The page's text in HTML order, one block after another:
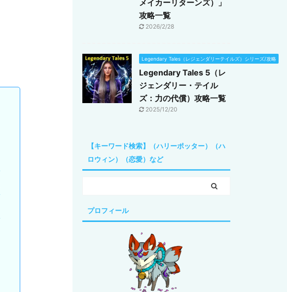
メイカーリターンズ）」
攻略一覧
2026/2/28
Legendary Tales（レジェンダリーテイルズ）シリーズ/攻略
Legendary Tales 5（レ
ジェンダリー・テイル
ズ：力の代償）攻略一覧
2025/12/20
【キーワード検索】（ハリーポッター）（ハ
ロウィン）（恋愛）など
プロフィール